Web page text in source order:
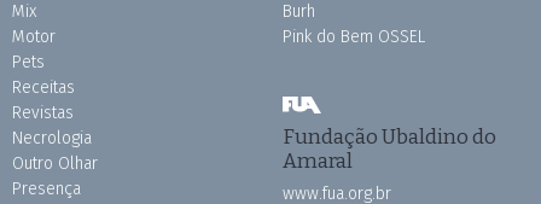
Mix
Motor
Pets
Receitas
Revistas
Necrologia
Outro Olhar
Presença
Burh
Pink do Bem OSSEL
Fundação Ubaldino do
Amaral
www.fua.org.br